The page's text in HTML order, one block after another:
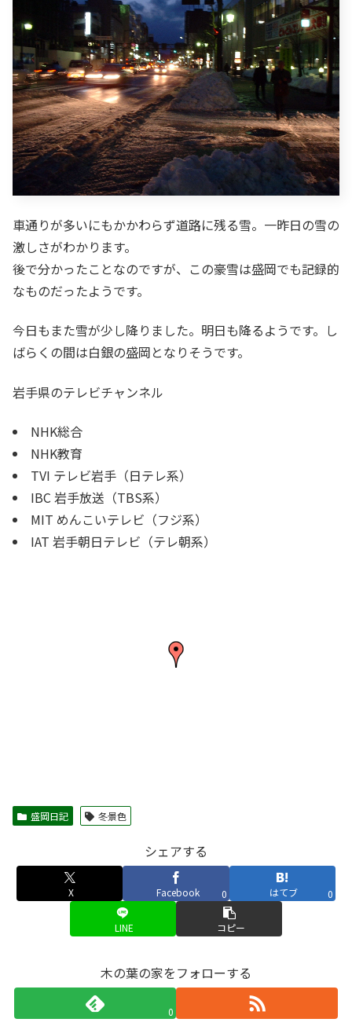
車通りが多いにもかかわらず道路に残る雪。一昨日の雪の
激しさがわかります。
後で分かったことなのですが、この豪雪は盛岡でも記録的
なものだったようです。
今日もまた雪が少し降りました。明日も降るようです。し
ばらくの間は白銀の盛岡となりそうです。
岩手県のテレビチャンネル
NHK総合
NHK教育
TVI テレビ岩手（日テレ系）
IBC 岩手放送（TBS系）
MIT めんこいテレビ（フジ系）
IAT 岩手朝日テレビ（テレ朝系）
盛岡日記 冬景色
シェアする
X Facebook 0 はてブ 0
LINE コピー
木の葉の家をフォローする
0